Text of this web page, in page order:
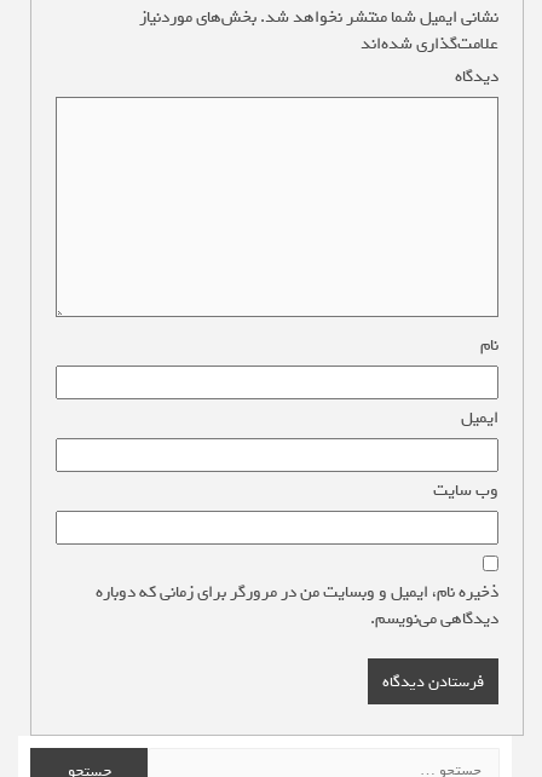
نشانی ایمیل شما منتشر نخواهد شد.بخش‌های موردنیاز
علامت‌گذاری شده‌اند
دیدگاه
نام
ایمیل
وب‌ سایت
ذخیره نام، ایمیل و وبسایت من در مرورگر برای زمانی که دوباره
دیدگاهی می‌نویسم.